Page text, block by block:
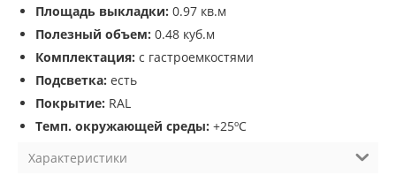
Площадь выкладки: 0.97 кв.м
Полезный объем: 0.48 куб.м
Комплектация: с гастроемкостями
Подсветка: есть
Покрытие: RAL
Темп. окружающей среды: +25ºC
Характеристики